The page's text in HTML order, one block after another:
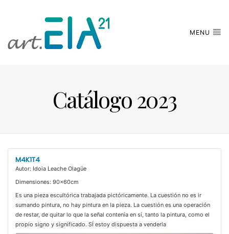
MENU
Catálogo 2023
M4K1T4
Autor: Idoia Leache Olagüe
Dimensiones: 90x60cm
Es una pieza escultórica trabajada pictóricamente. La cuestión no es ir
sumando pintura, no hay pintura en la pieza. La cuestión es una operación
de restar, de quitar lo que la señal contenía en sí, tanto la pintura, como el
propio signo y significado. SÍ estoy dispuesta a venderla